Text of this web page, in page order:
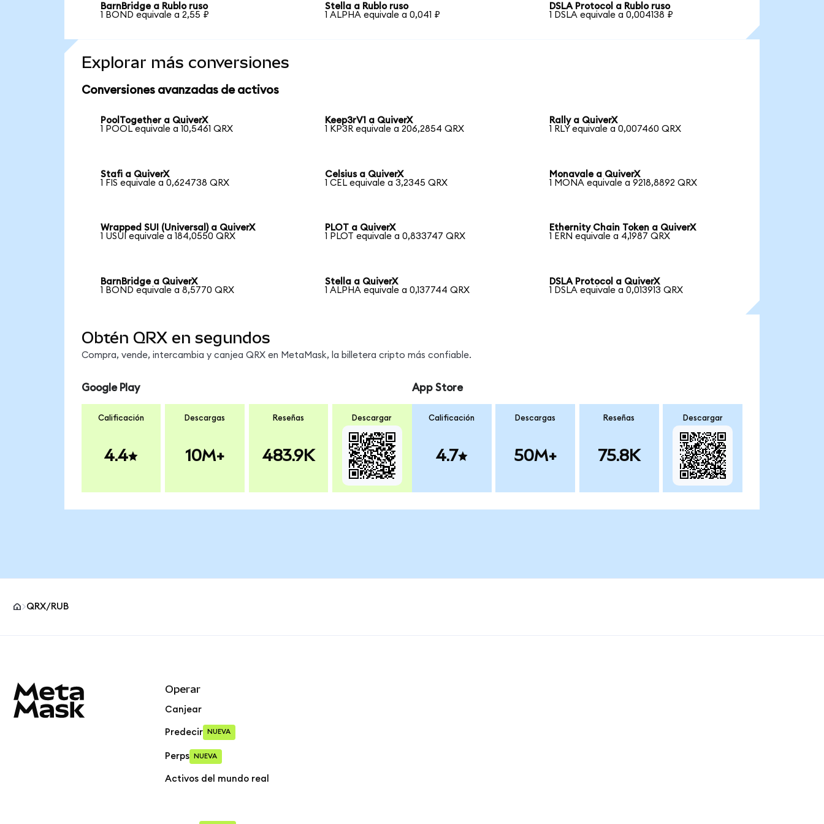
BarnBridge a Rublo ruso
1 BOND equivale a 2,55 ₽
Stella a Rublo ruso
1 ALPHA equivale a 0,041 ₽
DSLA Protocol a Rublo ruso
1 DSLA equivale a 0,004138 ₽
Explorar más conversiones
Conversiones avanzadas de activos
PoolTogether a QuiverX
1 POOL equivale a 10,5461 QRX
Keep3rV1 a QuiverX
1 KP3R equivale a 206,2854 QRX
Rally a QuiverX
1 RLY equivale a 0,007460 QRX
Stafi a QuiverX
1 FIS equivale a 0,624738 QRX
Celsius a QuiverX
1 CEL equivale a 3,2345 QRX
Monavale a QuiverX
1 MONA equivale a 9218,8892 QRX
Wrapped SUI (Universal) a QuiverX
1 USUI equivale a 184,0550 QRX
PLOT a QuiverX
1 PLOT equivale a 0,833747 QRX
Ethernity Chain Token a QuiverX
1 ERN equivale a 4,1987 QRX
BarnBridge a QuiverX
1 BOND equivale a 8,5770 QRX
Stella a QuiverX
1 ALPHA equivale a 0,137744 QRX
DSLA Protocol a QuiverX
1 DSLA equivale a 0,013913 QRX
Obtén QRX en segundos
Compra, vende, intercambia y canjea QRX en MetaMask, la billetera cripto más confiable.
Google Play
Calificación
4.4
Descargas
10M+
Reseñas
483.9K
Descargar
App Store
Calificación
4.7
Descargas
50M+
Reseñas
75.8K
Descargar
QRX/RUB
Operar
Canjear
Predecir NUEVA
Perps NUEVA
Activos del mundo real